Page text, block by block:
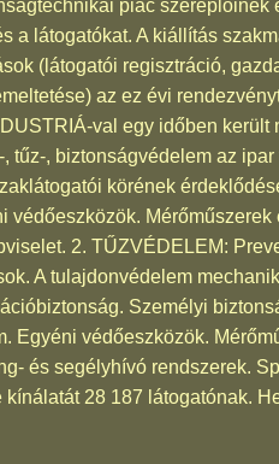
piac
a látogatókat. A kiállítás
(látogatói regisztráció,
az ez évi
val egy időben
tűz-, biztonságvédelem az
körének
védőeszközök.
2. TŰZVÉDELEM:
A tulajdonvédelem
Személyi
Egyéni védőeszközök.
és segélyhívó rendszerek.
28 187 látogatónak.